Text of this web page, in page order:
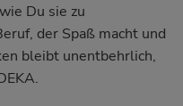
Du sie zu
der Spaß macht und
bleibt unentbehrlich,